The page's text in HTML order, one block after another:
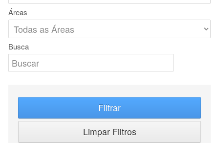
Áreas
Busca
Filtrar
Limpar Filtros